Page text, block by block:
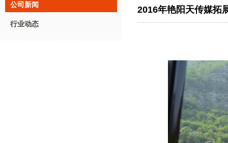
公司新闻
行业动态
2016年艳阳天传媒拓